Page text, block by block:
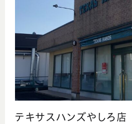
テキサスハンズやしろ店